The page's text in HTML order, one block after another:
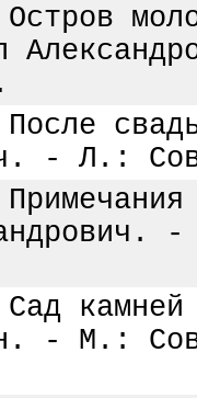
- Л.:
- М.: